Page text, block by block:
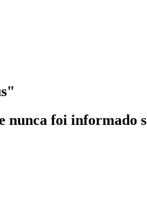
nunca foi informado